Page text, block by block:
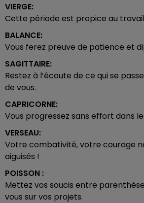
VIERGE:
Cette période est propice au travail
BALANCE:
Vous ferez preuve de patience et
SAGITTAIRE:
Restez à l’écoute de ce qui se
de vous.
CAPRICORNE:
Vous progressez sans effort dans
VERSEAU:
Votre combativité, votre courage
aiguisés !
POISSON :
Mettez vos soucis entre
vous sur vos projets.